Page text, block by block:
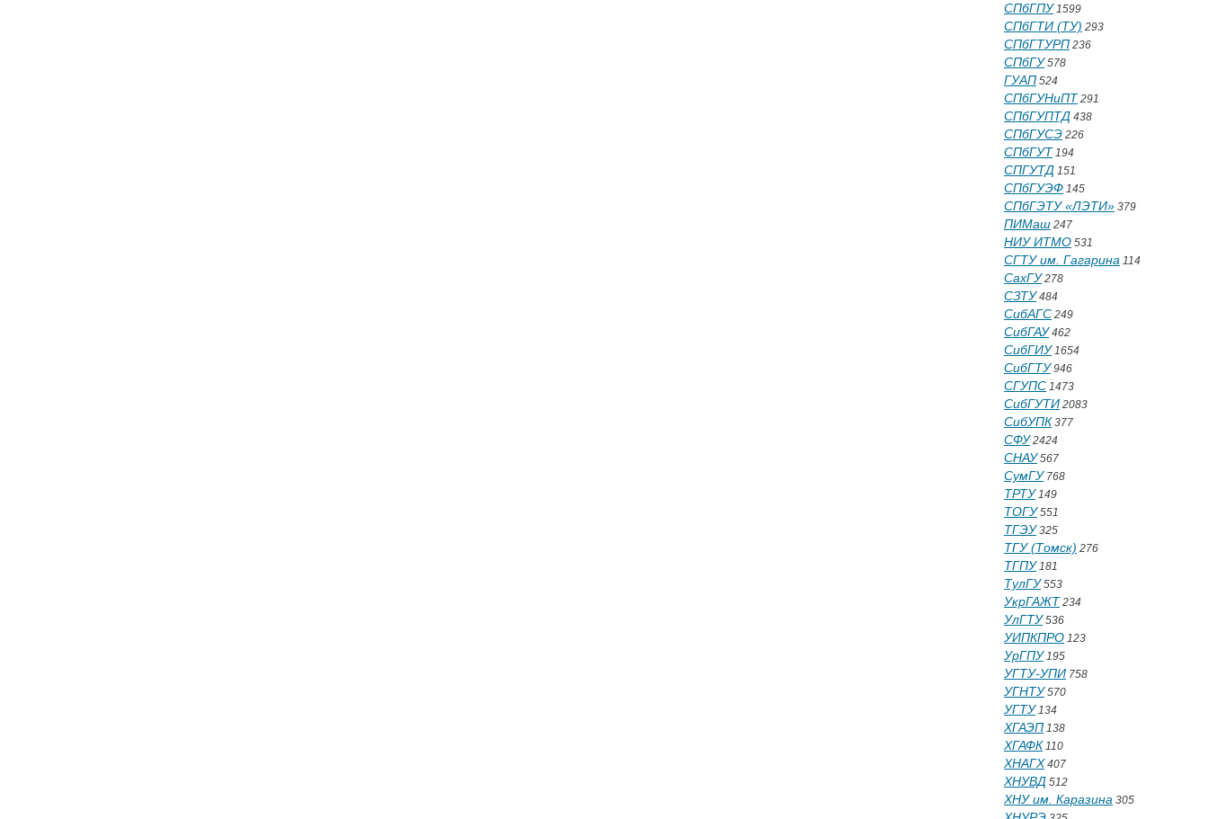
СПбГПУ1599
СПбГТИ (ТУ) 293
СПбГТУРП 236
СПбГУ578
ГУАП 524
СПбГУНиПТ 291
СПбГУПТД 438
СПбГУСЭ 226
СПбГУТ 194
СПГУТД 151
СПбГУЭФ 145
СПбГЭТУ «ЛЭТИ» 379
ПИМаш 247
НИУ ИТМО 531
СГТУ им. Гагарина 114
СахГУ278
СЗТУ484
СибАГС 249
СибГАУ462
СибГИУ1654
СибГТУ946
СГУПС 1473
СибГУТИ 2083
СибУПК 377
СФУ2424
СНАУ567
СумГУ768
ТРТУ149
ТОГУ551
ТГЭУ325
ТГУ (Томск) 276
ТГПУ181
ТулГУ553
УкрГАЖТ 234
УлГТУ536
УИПКПРО 123
УрГПУ195
УГТУ-УПИ 758
УГНТУ570
УГТУ134
ХГАЭП 138
ХГАФК 110
ХНАГХ 407
ХНУВД 512
ХНУ им. Каразина 305